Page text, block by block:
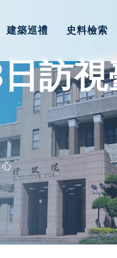
建築巡禮 史料檢索
訪